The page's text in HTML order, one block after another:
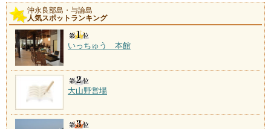
沖永良部島・与論島
人気スポットランキング
いっちゅう 本館
大山野営場